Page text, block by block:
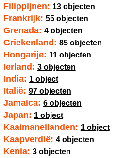
Filippijnen: 13 objecten
Frankrijk: 55 objecten
Grenada: 4 objecten
Griekenland: 85 objecten
Hongarije: 11 objecten
Ierland: 3 objecten
India: 1 object
Italië: 97 objecten
Jamaica: 6 objecten
Japan: 1 object
Kaaimaneilanden: 1 object
Kaapverdië: 4 objecten
Kenia: 3 objecten